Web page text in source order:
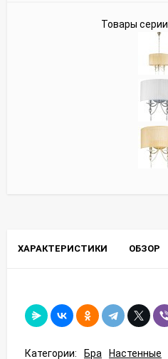
Товары серии
ХАРАКТЕРИСТИКИ ОБЗОР
Категории: Бра Настенные